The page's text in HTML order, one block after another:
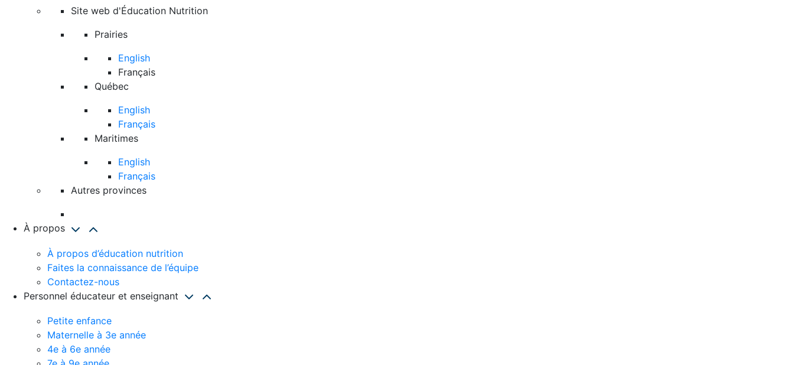
Site web d'Éducation Nutrition
Prairies
English
Français
Québec
English
Français
Maritimes
English
Français
Autres provinces
À propos
À propos d’éducation nutrition
Faites la connaissance de l’équipe
Contactez-nous
Personnel éducateur et enseignant
Petite enfance
Maternelle à 3e année
4e à 6e année